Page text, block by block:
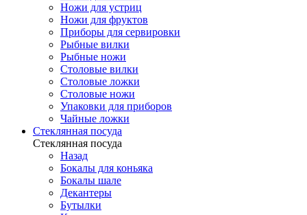
Ножи для устриц
Ножи для фруктов
Приборы для сервировки
Рыбные вилки
Рыбные ножи
Столовые вилки
Столовые ложки
Столовые ножи
Упаковки для приборов
Чайные ложки
Стеклянная посуда
Стеклянная посуда
Назад
Бокалы для коньяка
Бокалы шале
Декантеры
Бутылки